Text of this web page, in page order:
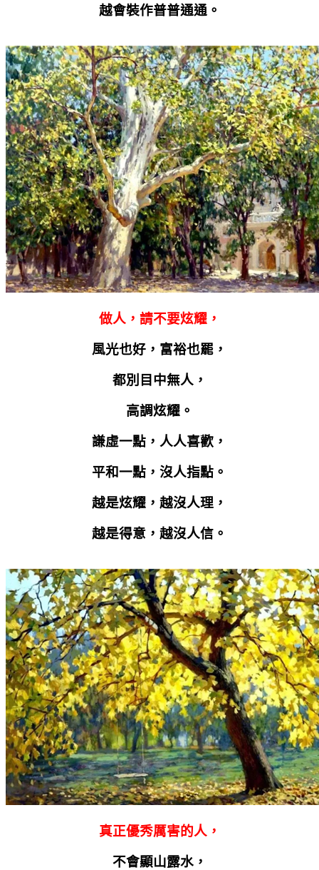
越會裝作普普通通。
做人，請不要炫耀，
風光也好，富裕也罷，
都別目中無人，
高調炫耀。
謙虛一點，人人喜歡，
平和一點，沒人指點。
越是炫耀，越沒人理，
越是得意，越沒人信。
真正優秀厲害的人，
不會顯山露水，